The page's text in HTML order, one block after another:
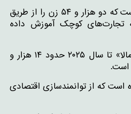
اتحادیه اروپا افزوده است که دو هزار و ۵۴ زن را از طریق
تجارت‌های کوچک آموزش داده
افزون بر این، پروژه «مالا» تا سال ۲۰۲۵ حدود ۱۴ هزار و
است که از توانمندسازی اقتصادی